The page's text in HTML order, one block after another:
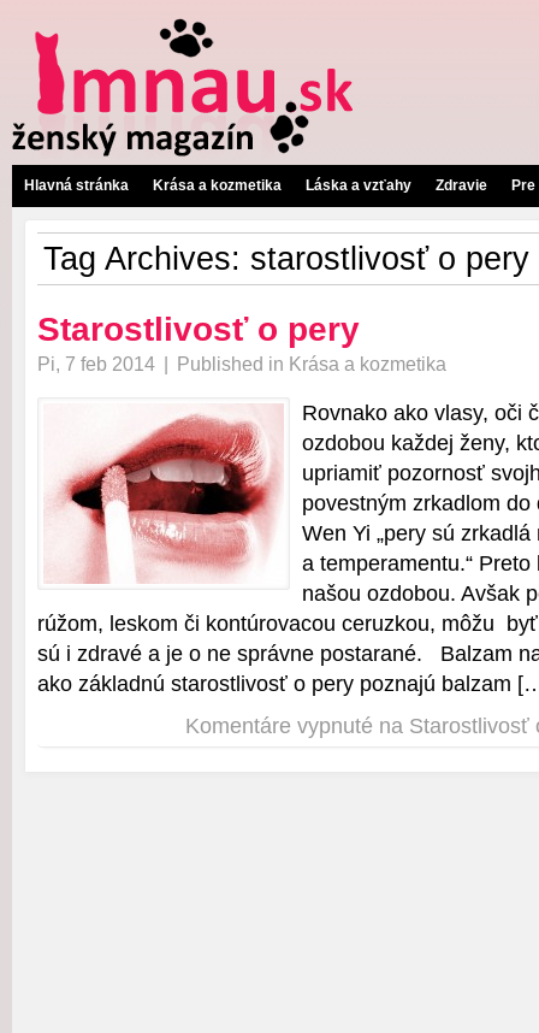
Hlavná stránka Krása a kozmetika Láska a vzťahy Zdravie
Tag Archives: starostlivosť o pery
Starostlivosť o pery
Pi, 7 feb 2014 | Published in Krása a kozmetika
Rovnako ako vlasy, oči
ozdobou každej ženy,
upriamiť pozornosť
povestným zrkadlom
Wen Yi „pery sú
a temperamentu.“
našou ozdobou. Avšak
rúžom, leskom či kontúrovacou ceruzkou, môžu
sú i zdravé a je o ne správne postarané. Balzam
ako základnú starostlivosť o pery poznajú balzam
Komentáre vypnuté na Starostlivosť